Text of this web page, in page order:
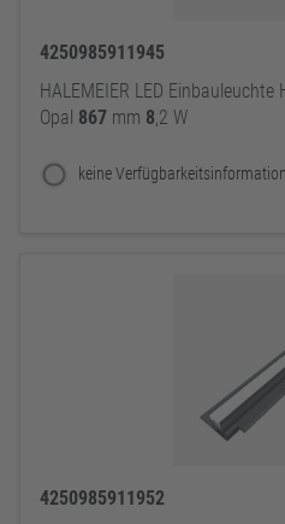
4250985911945
HALEMEIER LED
Opal 867 mm 8,2 W
keine
4250985911952